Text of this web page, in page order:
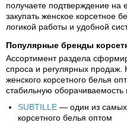
получаете подтверждение на
закупать женское корсетное
логикой работы и удобной
Популярные бренды
Ассортимент раздела
спроса и регулярных
женского корсетного белья
стабильную
SUBTILLE — один из самых
корсетного белья оптом